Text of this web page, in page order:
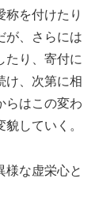
称を付けたり
が、さらには
たり、寄付に
け、次第に相
らはこの変わ
していく。
様な虚栄心と